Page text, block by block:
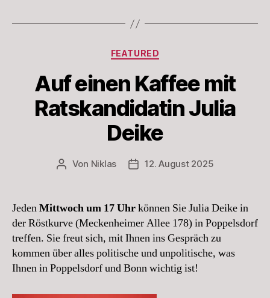
Kategorien
FEATURED
Auf einen Kaffee mit
Ratskandidatin Julia
Deike
Beitragsautor
Von Niklas Beitragsdatum
12. August 2025
JedenMittwoch um 17 Uhrkönnen Sie Julia Deike in
der Röstkurve (Meckenheimer Allee 178) in Poppelsdorf
treffen. Sie freut sich, mit Ihnen ins Gespräch zu
kommen über alles politische und unpolitische, was
Ihnen in Poppelsdorf und Bonn wichtig ist!